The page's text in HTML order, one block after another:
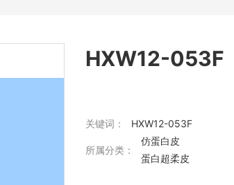
HXW12-053F
关键词： HXW12-053F
所属分类：
仿蛋白皮
蛋白超柔皮